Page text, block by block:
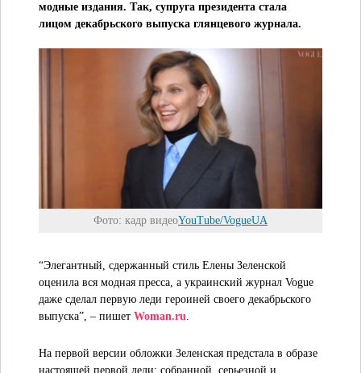
модные издания. Так, супруга президента стала
лицом декабрьского выпуска глянцевого журнала.
Фото: кадр видеоYouTube/VogueUA
“Элегантный, сдержанный стиль Елены Зеленской
оценила вся модная пресса, а украинский журнал Vogue
даже сделал первую леди героиней своего декабрьского
выпуска”, – пишет Woman.ru.
На первой версии обложки Зеленская предстала в образе
настоящей первой леди: собранной, серьезной и